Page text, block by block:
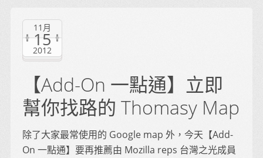
11月
15
2012
【Add-On 一點通】立即
幫你找路的 Thomasy Map
除了大家最常使用的 Google map 外，今天【Add-
On 一點通】要再推薦由 Mozilla reps 台灣之光成員